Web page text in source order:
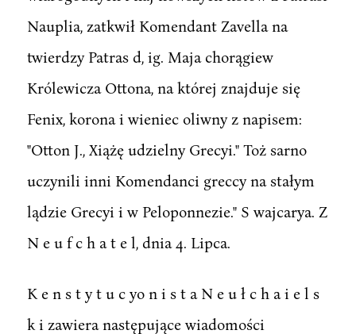
Nauplia, zatkwił Komendant Zavella na
twierdzy Patras d, ig. Maja chorągiew
Królewicza Ottona, na której znajduje się
Fenix, korona i wieniec oliwny z napisem:
"Otton J., Xiążę udzielny Grecyi." Toż sarno
uczynili inni Komendanci greccy na stałym
lądzie Grecyi i w Peloponnezie." S wajcarya. Z
N e u f c h a t e l, dnia 4. Lipca.
K e n s t y t u c yo n i s t a N e u ł c h a i e l s
k i zawiera następujące wiadomości